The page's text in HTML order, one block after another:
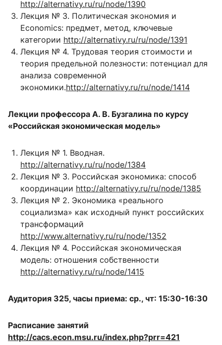
http://alternativy.ru/ru/node/1390
Лекция № 3. Политическая экономия и
Economics: предмет, метод, ключевые
категории http://alternativy.ru/ru/node/1391
Лекция № 4. Трудовая теория стоимости и
теория предельной полезности: потенциал для
анализа современной
экономики.http://alternativy.ru/ru/node/1414
Лекции профессора А. В. Бузгалина по курсу
«Российская экономическая модель»
Лекция № 1. Вводная.
http://alternativy.ru/ru/node/1384
Лекция № 3. Российская экономика: способ
координации http://alternativy.ru/ru/node/1385
Лекция № 2. Экономика «реального
социализма» как исходный пункт российских
трансформаций
http://www.alternativy.ru/ru/node/1352
Лекция № 4. Российская экономическая
модель: отношения собственности
http://alternativy.ru/ru/node/1415
Аудитория 325, часы приема: ср., чт: 15:30-16:30
Расписание занятий
http://cacs.econ.msu.ru/index.php?prr=421